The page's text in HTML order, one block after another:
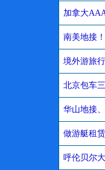
加拿大
南美地接！
境外游旅
北京包车
华山地接
做游艇租
呼伦贝尔